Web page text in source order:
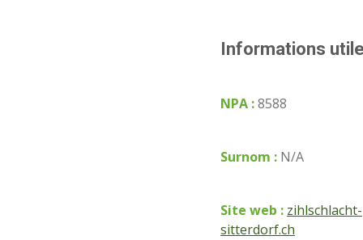
Informations
NPA :8588
Surnom : N/A
Site web : zihlschlacht-
sitterdorf.ch